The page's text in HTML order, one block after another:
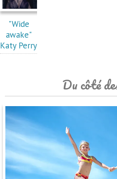
"Wide
awake"
Katy Perry
Du côté